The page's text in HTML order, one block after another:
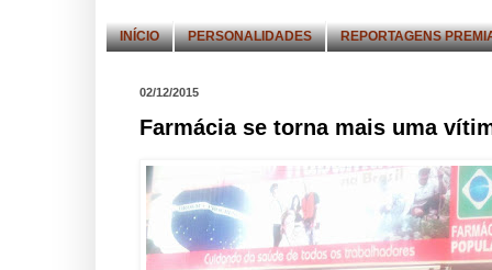
INÍCIO PERSONALIDADES REPORTAGENS
02/12/2015
Farmácia se torna mais uma